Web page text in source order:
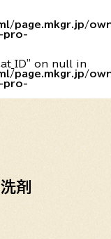
page.mkgr.jp/
pro-
on null in
page.mkgr.jp/
pro-
剤